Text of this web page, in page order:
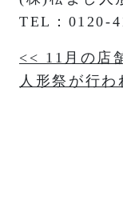
TEL：0120-
投
稿
<< 11月の店
人形祭が行